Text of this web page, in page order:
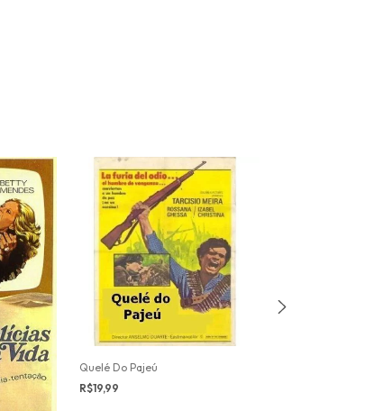
Quelé Do Pajeú
R$19,99